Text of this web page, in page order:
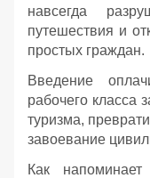
навсегда
путешествия и
простых граждан.
Введение
рабочего класса
туризма,
завоевание
Как